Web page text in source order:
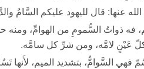
عنها: قال لليهود عليكم السَّامُ
وأَما السَّامَّةُ، بتشديد الميم،
عَيْنٍ لامَّه، ومن شرِّ كل سامَّه.
فهي السَّوامُّ، بتشديد الميم، لأَنها